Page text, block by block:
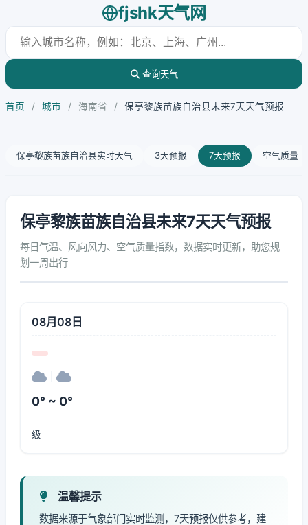
fjshk天气网
查询天气
首页 / 城市 / 海南省 / 保亭黎族苗族自治县未来7天天气预报
保亭黎族苗族自治县实时天气 3天预报 7天预报 空气质量
保亭黎族苗族自治县未来7天天气预报
每日气温、风向风力、空气质量指数，数据实时更新，助您规
划一周出行
08月08日
0° ~ 0°
级
温馨提示
数据来源于气象部门实时监测，7天预报仅供参考，建